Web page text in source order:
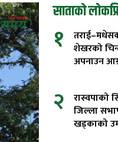
साताको
१
शेखरको
अपनाउन
२
रास्वपाको
जिल्ला
खड्काको